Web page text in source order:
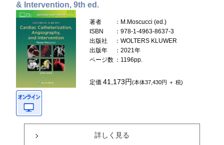
& Intervention, 9th ed.
著者
：M.Moscucci (ed.)
ISBN
：978-1-4963-8637-3
出版社
：WOLTERS KLUWER
出版年
：2021年
ページ数 ：1196pp.
定価41,173円(本体37,430円 ＋ 税)
詳しく見る